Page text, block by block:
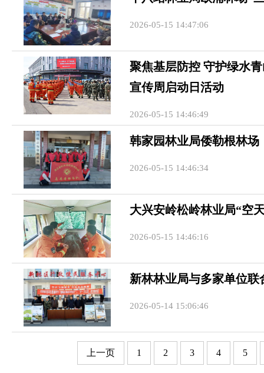
2026-05-15 14:47:06
聚焦基层防控 守护绿水
宣传周启动日活动
2026-05-15 14:46:49
韩家园林业局倭勒根林
2026-05-15 14:46:34
大兴安岭松岭林业局“空
2026-05-15 14:46:16
新林林业局与多家单位
2026-05-14 15:06:46
上一页 1 2 3 4 5